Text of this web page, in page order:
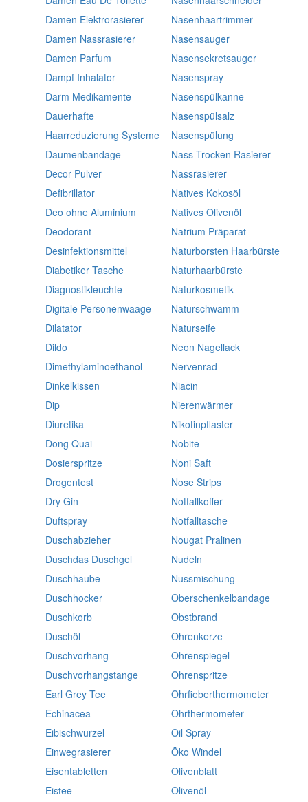
Damen Elektrorasierer
Damen Nassrasierer
Damen Parfum
Dampf Inhalator
Darm Medikamente
Dauerhafte
Haarreduzierung Systeme
Daumenbandage
Decor Pulver
Defibrillator
Deo ohne Aluminium
Deodorant
Desinfektionsmittel
Diabetiker Tasche
Diagnostikleuchte
Digitale Personenwaage
Dilatator
Dildo
Dimethylaminoethanol
Dinkelkissen
Dip
Diuretika
Dong Quai
Dosierspritze
Drogentest
Dry Gin
Duftspray
Duschabzieher
Duschdas Duschgel
Duschhaube
Duschhocker
Duschkorb
Duschöl
Duschvorhang
Duschvorhangstange
Earl Grey Tee
Echinacea
Eibischwurzel
Einwegrasierer
Eisentabletten
Eistee
Nasenhaartrimmer
Nasensauger
Nasensekretsauger
Nasenspray
Nasenspülkanne
Nasenspülsalz
Nasenspülung
Nass Trocken Rasierer
Nassrasierer
Natives Kokosöl
Natives Olivenöl
Natrium Präparat
Naturborsten Haarbürste
Naturhaarbürste
Naturkosmetik
Naturschwamm
Naturseife
Neon Nagellack
Nervenrad
Niacin
Nierenwärmer
Nikotinpflaster
Nobite
Noni Saft
Nose Strips
Notfallkoffer
Notfalltasche
Nougat Pralinen
Nudeln
Nussmischung
Oberschenkelbandage
Obstbrand
Ohrenkerze
Ohrenspiegel
Ohrenspritze
Ohrfieberthermometer
Ohrthermometer
Oil Spray
Öko Windel
Olivenblatt
Olivenöl